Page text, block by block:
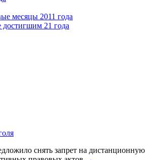
месяцы 2011 года
достигшим 21 года
снять запрет на